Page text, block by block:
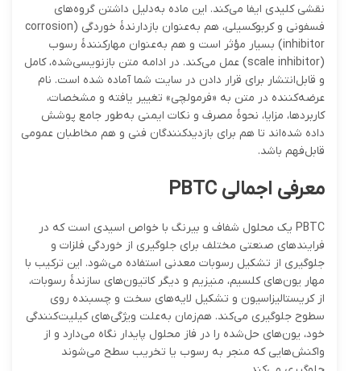
نقشی کلیدی ایفا می‌کند. این ماده به‌دلیل داشتن گروه‌های
فسفونی و کربوکسیلی، هم به‌عنوان بازدارندهٔ خوردگی (corrosion
inhibitor) بسیار مؤثر است و هم به‌عنوان مهارکنندهٔ رسوب
(scale inhibitor) عمل می‌کند. در ادامه متن بازنویسی‌شده، کامل
و قابل‌انتشار برای قرار دادن در سایت شما آماده شده است. نام
عرضه‌کننده در متن به «فرمولچی» تغییر یافته و مشخصات،
کاربردها، مزایا، نحوهٔ مصرف و نکات ایمنی به‌طور جامع پوشش
داده شده‌اند تا هم برای بازدیدکنندگان فنی و هم مخاطبان عمومی
قابل‌فهم باشد.
معرفی اجمالی PBTC
PBTC یک محلول شفاف و بیرنگ با خواص اسیدی است که در
فرایندهای صنعتی مختلف برای جلوگیری از خوردگی فلزات و
جلوگیری از تشکیل رسوبات معدنی استفاده می‌شود. این ترکیب با
مهار یون‌های کلسیم، منیزیم و دیگر کاتیون‌های سازندهٔ رسوبات،
از کریستالیزاسیون و تشکیل لایه‌های سخت و چسبنده روی
سطوح جلوگیری می‌کند. هم‌زمان به‌علت ویژگی‌های کیلیت‌کنندگی
خود، یون‌های حل‌شده را در فاز محلول پایدار نگاه می‌دارد و از
واکنش‌هایی که منجر به رسوب یا تخریب سطح می‌شوند